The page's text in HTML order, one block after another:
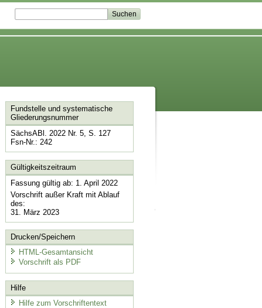
Fundstelle und systematische
Gliederungsnummer
SächsABl. 2022 Nr. 5, S. 127
Fsn-Nr.: 242
Gültigkeitszeitraum
Fassung gültig ab: 1. April 2022
Vorschrift außer Kraft mit Ablauf
des:
31. März 2023
Drucken/Speichern
HTML-Gesamtansicht
Vorschrift als PDF
Hilfe
Hilfe zum Vorschriftentext